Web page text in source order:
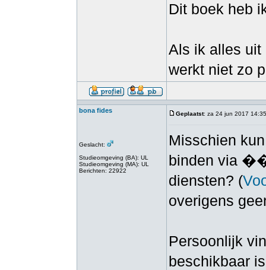
Dit boek heb
Als ik alles uit
werkt niet zo
bona fides
Geslacht:
Studieomgeving (BA): UL
Studieomgeving (MA): UL
Berichten: 22922
Geplaatst: za 24 jun 2017 14:35
Misschien
binden via
diensten? (
overigens
Persoonlijk
beschikbaar